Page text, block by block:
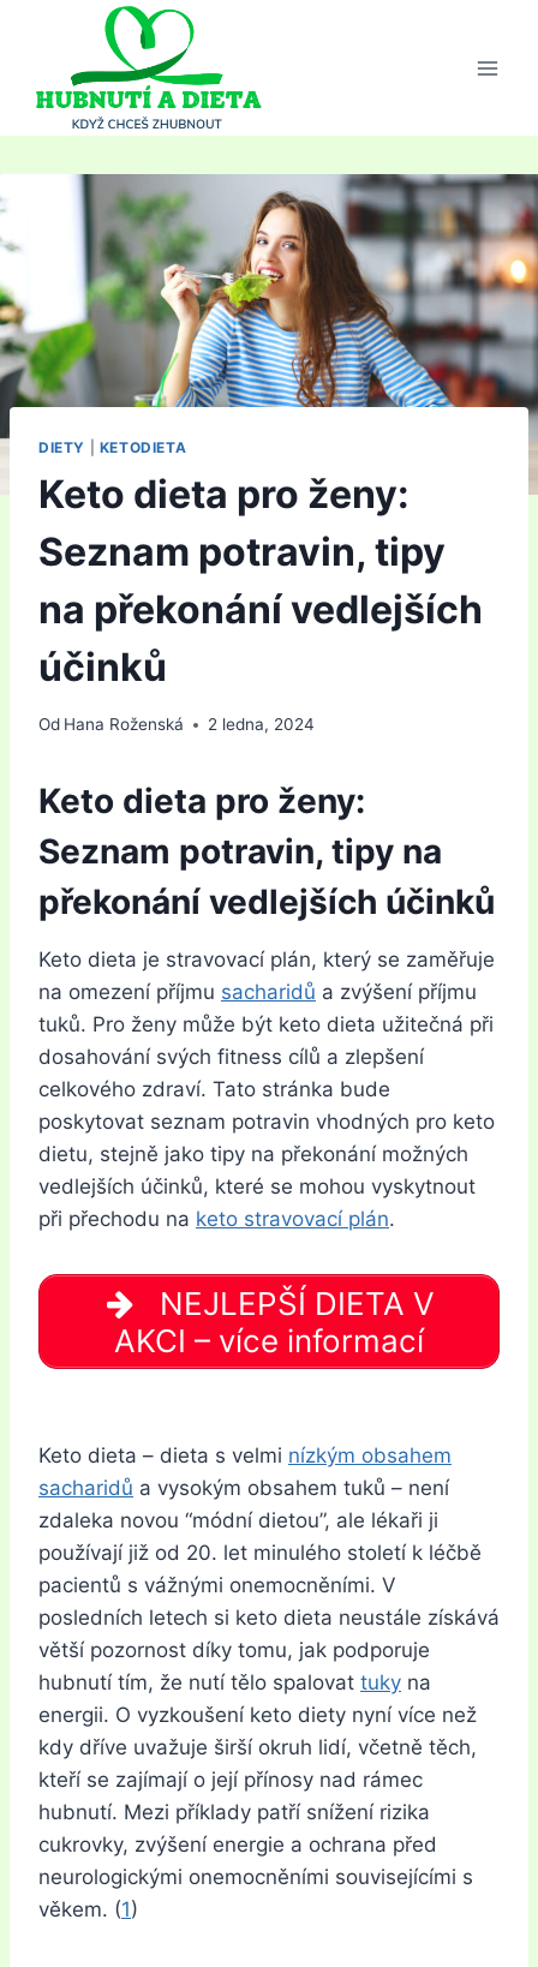
DIETY KETODIETA
Keto dieta pro ženy:
Seznam potravin, tipy
na překonání vedlejších
účinků
Od Hana Roženská 2 ledna, 2024
Keto dieta pro ženy:
Seznam potravin, tipy na
překonání vedlejších účinků
Keto dieta je stravovací plán, který se zaměřuje
na omezení příjmu sacharidů a zvýšení příjmu
tuků. Pro ženy může být keto dieta užitečná při
dosahování svých fitness cílů a zlepšení
celkového zdraví. Tato stránka bude
poskytovat seznam potravin vhodných pro keto
dietu, stejně jako tipy na překonání možných
vedlejších účinků, které se mohou vyskytnout
při přechodu na keto stravovací plán.
NEJLEPŠÍ DIETA V
AKCI – více informací
Keto dieta – dieta s velmi nízkým obsahem
sacharidů a vysokým obsahem tuků – není
zdaleka novou “módní dietou”, ale lékaři ji
používají již od 20. let minulého století k léčbě
pacientů s vážnými onemocněními. V
posledních letech si keto dieta neustále získává
větší pozornost díky tomu, jak podporuje
hubnutí tím, že nutí tělo spalovat tuky na
energii. O vyzkoušení keto diety nyní více než
kdy dříve uvažuje širší okruh lidí, včetně těch,
kteří se zajímají o její přínosy nad rámec
hubnutí. Mezi příklady patří snížení rizika
cukrovky, zvýšení energie a ochrana před
neurologickými onemocněními souvisejícími s
věkem. (1)